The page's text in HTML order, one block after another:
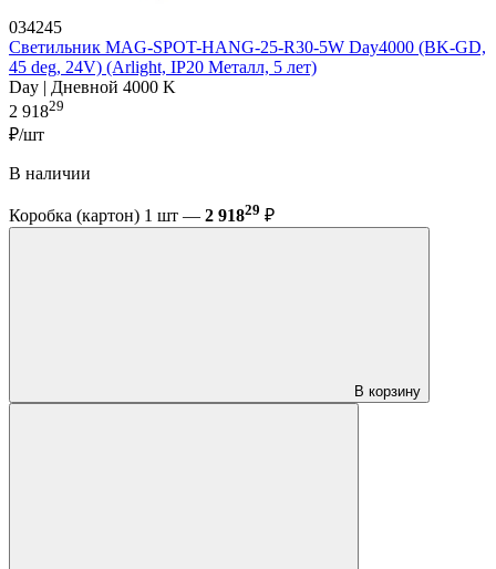
034245
Светильник MAG-SPOT-HANG-25-R30-5W Day4000 (BK-GD,
45 deg, 24V) (Arlight, IP20 Металл, 5 лет)
Day | Дневной 4000 K
2 91829
₽/шт
В наличии
Коробка (картон) 1 шт — 2 91829 ₽
В корзину